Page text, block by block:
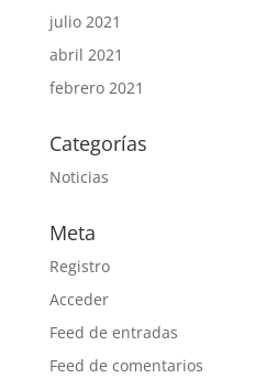
julio 2021
abril 2021
febrero 2021
Categorías
Noticias
Meta
Registro
Acceder
Feed de entradas
Feed de comentarios